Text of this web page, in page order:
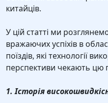
китайців.
У цій статті ми
вражаючих успіхів в
поїздів, які технології
перспективи чекають цю
1. Історія